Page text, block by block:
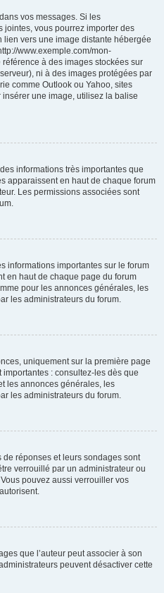
vos messages. Si les
jointes, vous pourrez importer des
vers une image distante hébergée
www.exemple.com/mon-
à des images stockées sur
ni à des images protégées par
comme Outlook ou Yahoo, sites
une image, utilisez la balise
informations très importantes que
apparaissent en haut de chaque forum
Les permissions associées sont
informations importantes sur le forum
en haut de chaque page du forum
pour les annonces générales, les
les administrateurs du forum.
uniquement sur la première page
: consultez-les dès que
les annonces générales, les
les administrateurs du forum.
de réponses et leurs sondages sont
verrouillé par un administrateur ou
pouvez aussi verrouiller vos
que l’auteur peut associer à son
peuvent désactiver cette